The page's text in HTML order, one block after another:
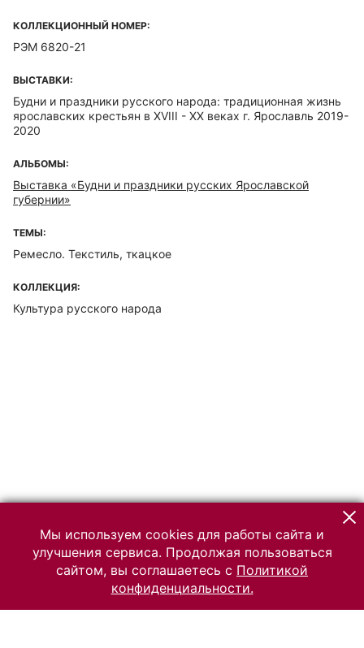
КОЛЛЕКЦИОННЫЙ НОМЕР:
РЭМ 6820-21
ВЫСТАВКИ:
Будни и праздники русского народа: традиционная жизнь
ярославских крестьян в XVIII - XX веках г. Ярославль 2019-
2020
АЛЬБОМЫ:
Выставка «Будни и праздники русских Ярославской
губернии»
ТЕМЫ:
Ремесло. Текстиль, ткацкое
КОЛЛЕКЦИЯ:
Культура русского народа
Мы используем cookies для работы сайта и
улучшения сервиса. Продолжая пользоваться
сайтом, вы соглашаетесь с Политикой
конфиденциальности.